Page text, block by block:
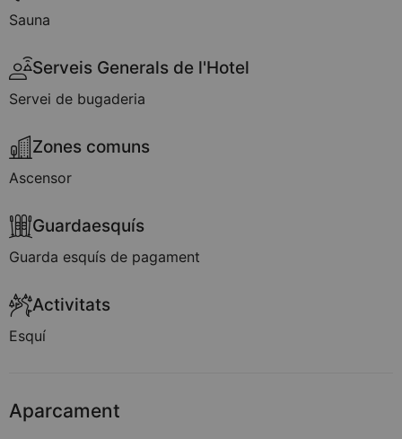
Sauna
Serveis Generals de l'Hotel
Servei de bugaderia
Zones comuns
Ascensor
Guardaesquís
Guarda esquís de pagament
Activitats
Esquí
Aparcament